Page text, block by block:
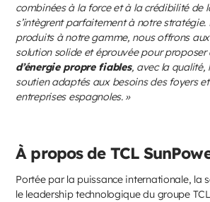
combinées à la force et à la crédibilité de
s’intègrent parfaitement à notre stratégie.
produits à notre gamme, nous offrons
solution solide et éprouvée pour
d’énergie propre fiables, avec la qualité,
soutien adaptés aux besoins des foyers
entreprises espagnoles. »
À propos de TCL
Portée par la puissance internationale, la
le leadership technologique du groupe